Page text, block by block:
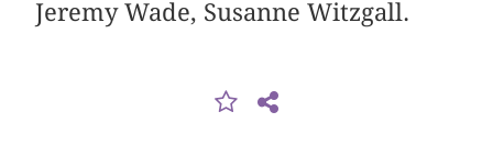
Jeremy Wade, Susanne Witzgall.